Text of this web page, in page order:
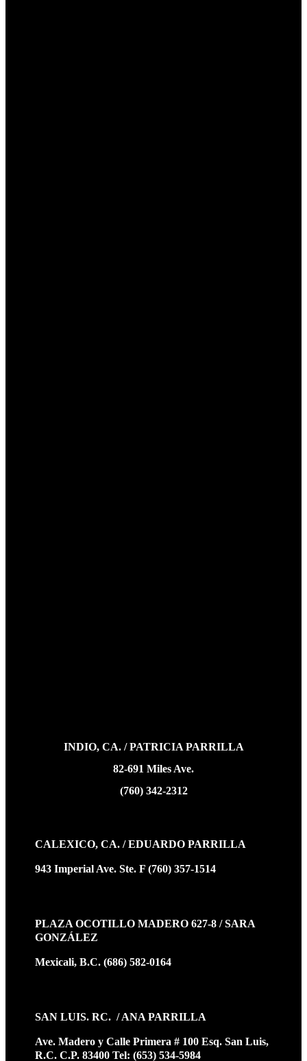
INDIO, CA. / PATRICIA PARRILLA
82-691 Miles Ave.
(760) 342-2312
CALEXICO, CA. / EDUARDO PARRILLA
943 Imperial Ave. Ste. F (760) 357-1514
PLAZA OCOTILLO MADERO 627-8 / SARA
GONZÁLEZ
Mexicali, B.C. (686) 582-0164
SAN LUIS. RC. / ANA PARRILLA
Ave. Madero y Calle Primera # 100 Esq. San Luis,
R.C. C.P. 83400 Tel: (653) 534-5984